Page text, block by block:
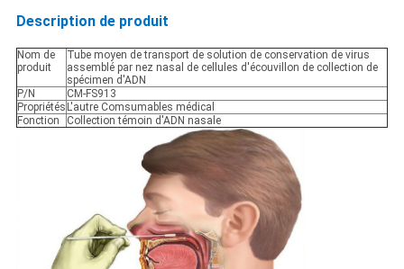
Description de produit
Nom de
produit
Tube moyen de transport de solution de conservation de virus
assemblé par nez nasal de cellules d'écouvillon de collection de
spécimen d'ADN
P/N
CM-FS913
Propriétés L'autre Comsumables médical
Fonction
Collection témoin d'ADN nasale